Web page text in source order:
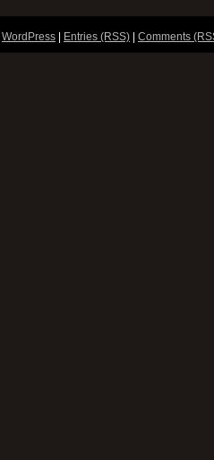
WordPress Entries (RSS) Comments